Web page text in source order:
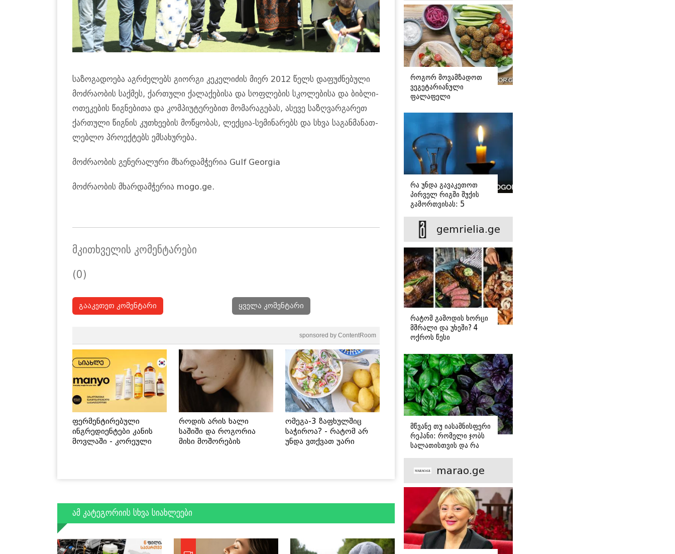
სა­ზო­გა­დო­ე­ბა აგ­რძე­ლებს გი­ორ­გი კე­კე­ლი­ძის მიერ 2012 წელს და­ფუძ­ნე­ბუ­ლი
მოძ­რა­ო­ბის საქ­მეს, ქარ­თუ­ლი ქა­ლა­ქე­ბი­სა და სოფ­ლე­ბის სკო­ლე­ბი­სა და ბიბ­ლი­
ო­თე­კე­ბის წიგ­ნე­ბი­თა და კომ­პი­უ­ტე­რე­ბით მო­მა­რა­გე­ბას, ასე­ვე სა­ზღვარ­გა­რეთ
ქარ­თუ­ლი წიგ­ნის კუ­თხე­ე­ბის მო­წყო­ბას, ლექ­ცია-სე­მი­ნა­რებს და სხვა სა­გან­მა­ნათ­
ლებ­ლო პრო­ექ­ტებს ემ­სა­ხუ­რე­ბა.
მოძ­რა­ო­ბის გე­ნე­რა­ლუ­რი მხარ­დამ­ჭე­რია Gulf Georgia
მოძ­რა­ო­ბის მხარ­დამ­ჭე­რია mogo.ge.
მკითხველის კომენტარები
(0)
გააკეთეთ კომენტარი ყველა კომენტარი
sponsored by ContentRoom
ფერმენტირებული
ინგრედიენტები კანის
მოვლაში - კორეული
როდის არის ხალი
საშიში და როგორია
მისი მოშორების
ომეგა-3 ზაფხულშიც
საჭიროა? - რატომ არ
უნდა ვთქვათ უარი
ამ კატეგორიის სხვა სიახლეები
როგორ მოვამზადოთ
ვეგეტარიანული
ფალაფელი
რა უნდა გავაკეთოთ
პირველ რიგში შუქის
გამორთვისას: 5
gemrielia.ge
რატომ გამოდის ხორცი
მშრალი და უხეში? 4
ოქროს წესი
სტეიკისა და
მწვადისთვის
მწვანე თუ იასამნისფერი
რეჰანი: რომელი ჯობს
სალათისთვის და რა
marao.ge